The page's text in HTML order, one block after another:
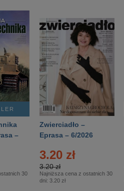
–
30
Zwierciadło –
Eprasa – 6/2026
3.20 zł
3.20 zł
Najniższa cena z ostatnich 30
dni: 3.20 zł